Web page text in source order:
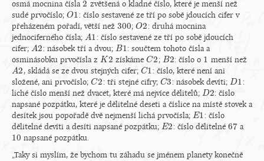
osmá mocnina čísla 2
2 zvětšená o kladné číslo, které je menší než
sudé prvočíslo; O1
O1 : číslo sestavené ze tří po sobě jdoucích cifer v
přeházeném pořadí, větší než 300
300 ; O2
O2 : druhá mocnina
jednociferného čísla; A1
A1 : číslo sestavené ze tří po sobě jdoucích
cifer; A2
A2 : násobek tří a dvou; B1
B1 : součtem tohoto čísla a
osminásobku prvočísla z K2
K2 získámeC2
C2 ; B2
B2 : číslo o 1
1 menší než
A2
A2 , skládá se ze dvou stejných cifer; C1
C1 : číslo, které není ani
složené, ani prvočíslo; C2
C2 : tři stejné cifry; C3
C3 : násobek devíti;D1
D1 :
liché číslo menší než dvacet, které má nejvíce dělitelů; D2
D2 : číslo
napsané pozpátku, které je dělitelné deseti a číslice na místě stovek a
desítek jsou popořadě dvě nejmenší lichá prvočísla; E1
E1 : číslo
dělitelné devíti a desíti napsané pozpátku; E2
E2 : číslo dělitelné 67
67a
10
10 napsané pozpátku.
„Taky si myslím, že bychom tu záhadu se jménem planety konečně